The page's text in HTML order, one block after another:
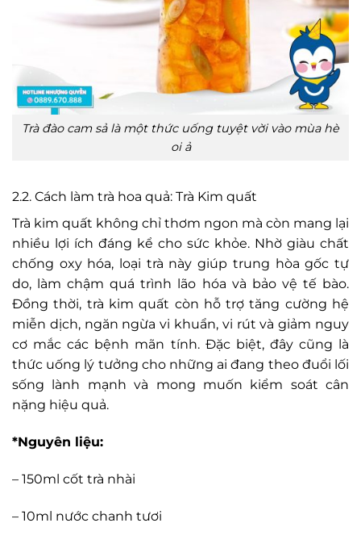
Trà đào cam sả là một thức uống tuyệt vời vào mùa hè
oi ả
2.2. Cách làm trà hoa quả: Trà Kim quất
Trà kim quất không chỉ thơm ngon mà còn mang lại
nhiều lợi ích đáng kể cho sức khỏe. Nhờ giàu chất
chống oxy hóa, loại trà này giúp trung hòa gốc tự
do, làm chậm quá trình lão hóa và bảo vệ tế bào.
Đồng thời, trà kim quất còn hỗ trợ tăng cường hệ
miễn dịch, ngăn ngừa vi khuẩn, vi rút và giảm nguy
cơ mắc các bệnh mãn tính. Đặc biệt, đây cũng là
thức uống lý tưởng cho những ai đang theo đuổi lối
sống lành mạnh và mong muốn kiểm soát cân
nặng hiệu quả.
*Nguyên liệu:
– 150ml cốt trà nhài
– 10ml nước chanh tươi